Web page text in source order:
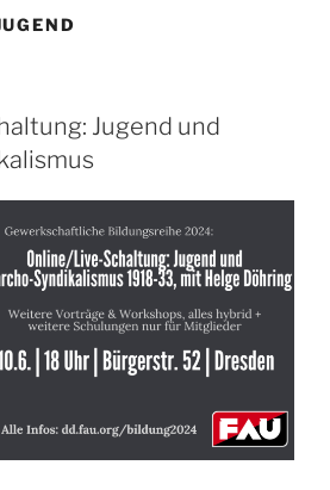
Jugend und